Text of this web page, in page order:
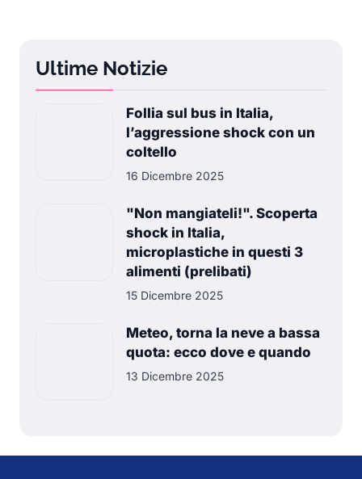
Ultime Notizie
Follia sul bus in Italia,
l’aggressione shock con un
coltello
16 Dicembre 2025
"Non mangiateli!". Scoperta
shock in Italia,
microplastiche in questi 3
alimenti (prelibati)
15 Dicembre 2025
Meteo, torna la neve a bassa
quota: ecco dove e quando
13 Dicembre 2025